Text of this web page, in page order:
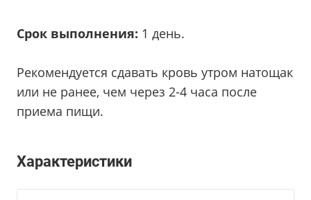
Срок выполнения: 1 день.
Рекомендуется сдавать кровь утром натощак
или не ранее, чем через 2-4 часа после
приема пищи.
Характеристики